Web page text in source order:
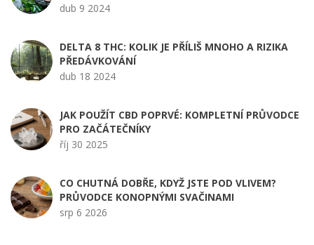
dub 9 2024
DELTA 8 THC: KOLIK JE PŘÍLIŠ MNOHO A RIZIKA
PŘEDÁVKOVÁNÍ
dub 18 2024
JAK POUŽÍT CBD POPRVÉ: KOMPLETNÍ PRŮVODCE
PRO ZAČÁTEČNÍKY
říj 30 2025
CO CHUTNÁ DOBŘE, KDYŽ JSTE POD VLIVEM?
PRŮVODCE KONOPNÝMI SVAČINAMI
srp 6 2026